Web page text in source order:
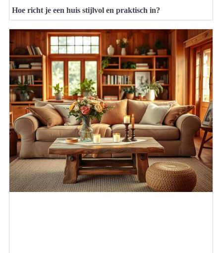
Hoe richt je een huis stijlvol en praktisch in?